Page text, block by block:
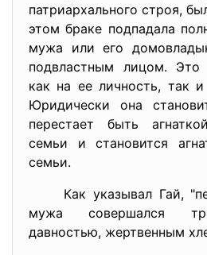
патриархального строя,
этом браке подпадала
мужа или его
подвластным лицом. Это
как на ее личность, так
Юридически она
перестает быть
семьи и становится
семьи.
Как указывал Гай,
мужа совершался
давностью, жертвенным